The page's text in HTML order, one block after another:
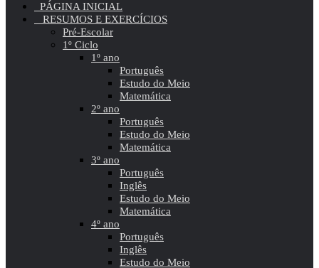
PÁGINA INICIAL
RESUMOS E EXERCÍCIOS
Pré-Escolar
1º Ciclo
1º ano
Português
Estudo do Meio
Matemática
2º ano
Português
Estudo do Meio
Matemática
3º ano
Português
Inglês
Estudo do Meio
Matemática
4º ano
Português
Inglês
Estudo do Meio